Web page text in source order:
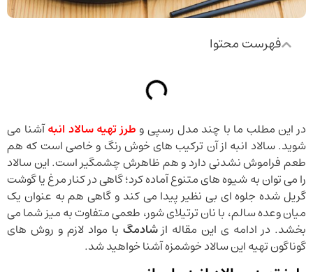
فهرست محتوا
در این مطلب ما با چند مدل رسپی و طرز تهیه سالاد انبهآشنا می
شوید. سالاد انبه از آن ترکیب های خوش رنگ و خاصی است که هم
طعم فراموش نشدنی دارد و هم ظاهرش چشمگیر است. این سالاد
را می توان به شیوه های متنوع آماده کرد؛ گاهی در کنار مرغ یا گوشت
گریل شده جلوه ای بی نظیر پیدا می کند و گاهی هم به عنوان یک
میان وعده سالم، با نان ترتیلای شور، طعمی متفاوت به میز شما می
بخشد. در ادامه ی این مقاله ازشادمگ با مواد لازم و روش های
گوناگون تهیه این سالاد خوشمزه آشنا خواهید شد.